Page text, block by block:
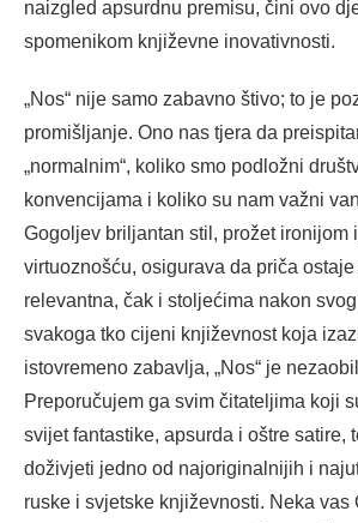
naizgled apsurdnu premisu, čini ovo
spomenikom književne inovativnosti.
„Nos“ nije samo zabavno štivo; to je
promišljanje. Ono nas tjera da
„normalnim“, koliko smo podložni
konvencijama i koliko su nam važni
Gogoljev briljantan stil, prožet ironijom
virtuoznošću, osigurava da priča
relevantna, čak i stoljećima nakon
svakoga tko cijeni književnost koja
istovremeno zabavlja, „Nos“ je
Preporučujem ga svim čitateljima koji
svijet fantastike, apsurda i oštre satire,
doživjeti jedno od najoriginalnijih i
ruske i svjetske književnosti. Neka vas